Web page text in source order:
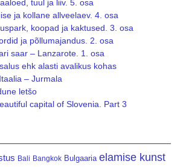
tuul ja liiv. 5. osa
ja kollane allveelaev. 4. osa
koopad ja kaktused. 3. osa
ja põllumajandus. 2. osa
saar – Lanzarote. 1. osa
ehk alasti avalikus kohas
– Jurmala
letšo
capital of Slovenia. Part 3
Bali Bangkok Bulgaaria elamise kunst